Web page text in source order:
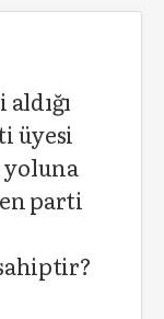
üyesi
yoluna
parti